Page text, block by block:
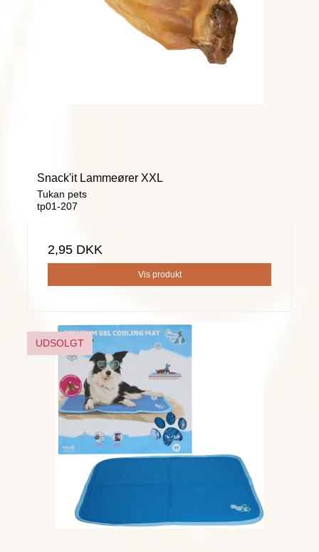
Snack'it Lammeører XXL
Tukan pets
tp01-207
2,95 DKK
Vis produkt
UDSOLGT